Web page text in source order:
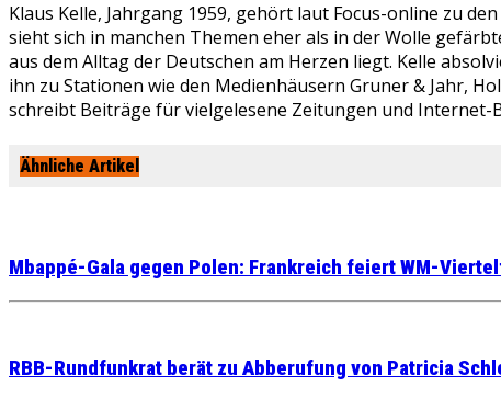
Klaus Kelle, Jahrgang 1959, gehört laut Focus-online zu
sieht sich in manchen Themen eher als in der Wolle
aus dem Alltag der Deutschen am Herzen liegt. Kelle
ihn zu Stationen wie den Medienhäusern Gruner & Jahr,
schreibt Beiträge für vielgelesene Zeitungen und Internet-
Ähnliche Artikel
Mbappé-Gala gegen Polen: Frankreich feiert WM-
RBB-Rundfunkrat berät zu Abberufung von Patricia